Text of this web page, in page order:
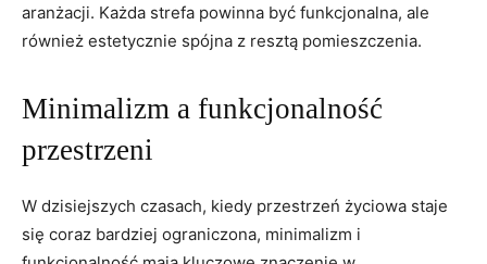
aranżacji. Każda strefa powinna ⁢być funkcjonalna, ale
również estetycznie spójna z resztą ⁤pomieszczenia.
Minimalizm a funkcjonalność
przestrzeni
W dzisiejszych czasach, kiedy ​przestrzeń życiowa staje
⁤się coraz bardziej ograniczona, minimalizm i